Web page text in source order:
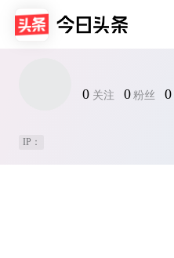
0 关注 0 粉丝 0
IP：